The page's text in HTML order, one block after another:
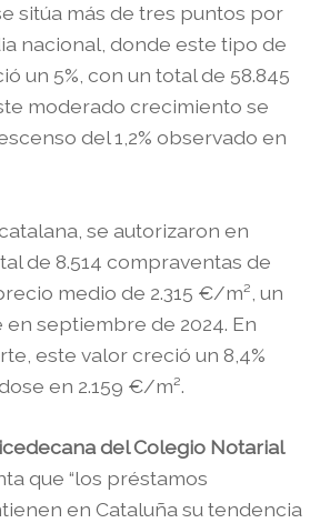
sitúa más de tres puntos por
nacional, donde este tipo de
un 5%, con un total de 58.845
moderado crecimiento se
del 1,2% observado en
se autorizaron en
de 8.514 compraventas de
medio de 2.315 €/m², un
en septiembre de 2024. En
este valor creció un 8,4%
en 2.159 €/m².
del Colegio Notarial
que “los préstamos
en Cataluña su tendencia